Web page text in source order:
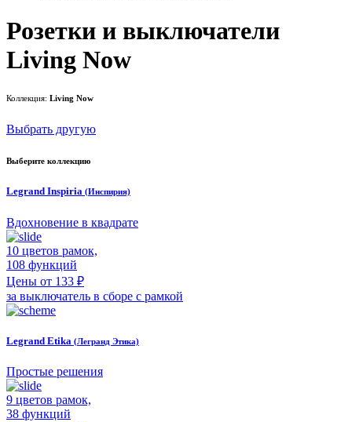
Розетки и выключатели
Living Now
Коллекция: Living Now
Выбрать другую
Выберите коллекцию
Legrand Inspiria (Инспирия)
Вдохновение в квадрате
10 цветов рамок,
108 функций
Цены от 133 ₽
за выключатель в сборе с рамкой
Legrand Etika (Легранд Этика)
Простые решения
9 цветов рамок,
38 функций